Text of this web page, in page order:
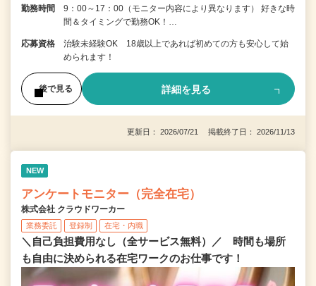
勤務時間
9：00～17：00（モニター内容により異なります） 好きな時
間＆タイミングで勤務OK！…
応募資格
治験未経験OK 18歳以上であれば初めての方も安心して始
められます！
後で見る 詳細を見る
更新日： 2026/07/21 掲載終了日： 2026/11/13
NEW
アンケートモニター（完全在宅）
株式会社 クラウドワーカー
業務委託 登録制 在宅・内職
＼自己負担費用なし（全サービス無料）／ 時間も場所
も自由に決められる在宅ワークのお仕事です！